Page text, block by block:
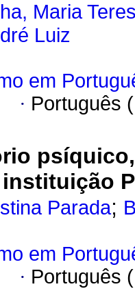
Maria
Luiz
em
· Português
Parada;
em
· Português